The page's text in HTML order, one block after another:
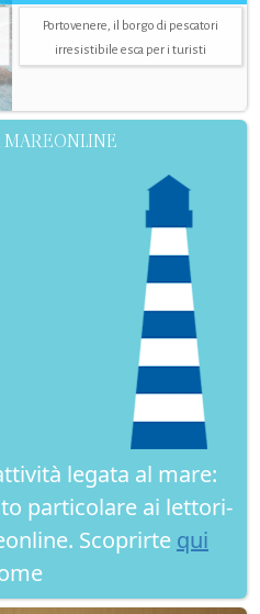
Portovenere, il borgo di pescatori
irresistibile esca per i turisti
legata al mare:
particolare ai lettori-
Scoprirte qui